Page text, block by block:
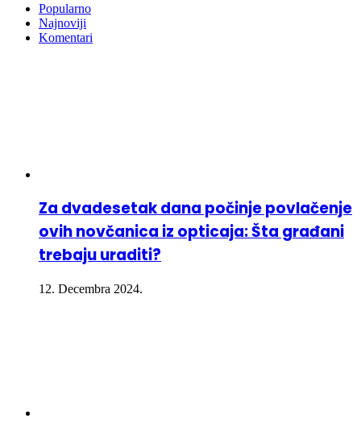
Popularno
Najnoviji
Komentari
Za dvadesetak dana počinje povlačenje
ovih novčanica iz opticaja: Šta građani
trebaju uraditi?
12. Decembra 2024.